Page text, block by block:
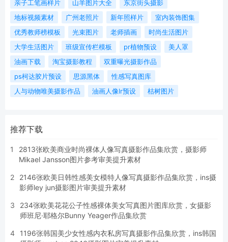
亲子工笔画样片
山羊图片大全
东京街头摄影
地标视频素材
广州老照片 新年照样片
室内装饰图集
优秀教师榜模板
光束图片 老师插画
时尚生活图片
大学生活图片
班级宣传栏模板 pr植物预设
美人罩
油画下载
淘宝摄影教程
双重曝光摄影作品
ps柯达胶片预设
思源黑体
性感写真图库
人与动物唯美摄影作品
油画人像lr预设 枯树图片
推荐下载
1
2813张欧美商业时尚裸体人像写真摄影作品集欣赏，摄影师
Mikael Jansson图片参考审美提升素材
2
2146张欧美日韩性感美女模特人像写真摄影作品集欣赏，ins摄
影师ley jun摄影图片审美提升素材
3
234张欧美花花公子性感裸体美女写真图片图库欣赏，女摄影
师班尼·耶格尔Bunny Yeager作品集欣赏
4
1196张韩国美少女性感内衣私房写真摄影作品集欣赏，ins韩国